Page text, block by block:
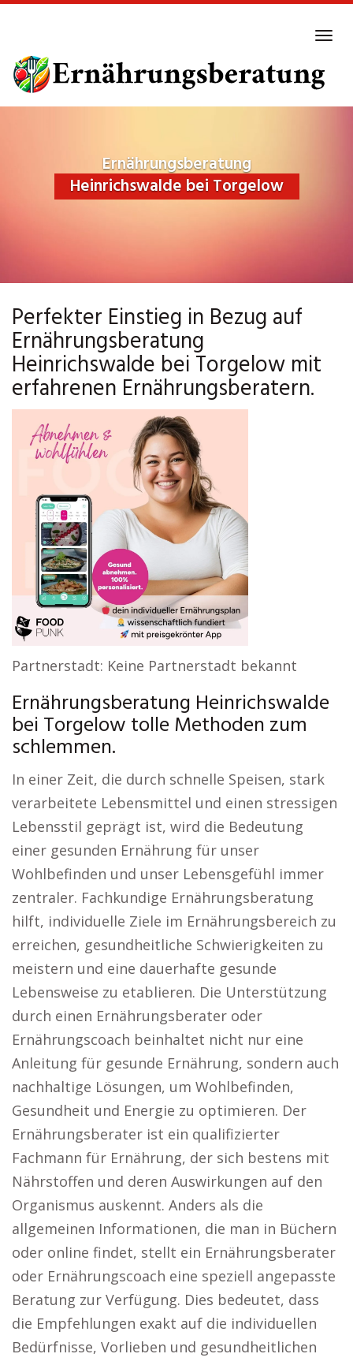
main
content
Ernährungsberatung
Heinrichswalde bei Torgelow
Perfekter Einstieg in Bezug auf
Ernährungsberatung
Heinrichswalde bei Torgelow mit
erfahrenen Ernährungsberatern.
Partnerstadt: Keine Partnerstadt bekannt
Ernährungsberatung Heinrichswalde
bei Torgelow tolle Methoden zum
schlemmen.
In einer Zeit, die durch schnelle Speisen, stark
verarbeitete Lebensmittel und einen stressigen
Lebensstil geprägt ist, wird die Bedeutung
einer gesunden Ernährung für unser
Wohlbefinden und unser Lebensgefühl immer
zentraler. Fachkundige Ernährungsberatung
hilft, individuelle Ziele im Ernährungsbereich zu
erreichen, gesundheitliche Schwierigkeiten zu
meistern und eine dauerhafte gesunde
Lebensweise zu etablieren. Die Unterstützung
durch einen Ernährungsberater oder
Ernährungscoach beinhaltet nicht nur eine
Anleitung für gesunde Ernährung, sondern auch
nachhaltige Lösungen, um Wohlbefinden,
Gesundheit und Energie zu optimieren. Der
Ernährungsberater ist ein qualifizierter
Fachmann für Ernährung, der sich bestens mit
Nährstoffen und deren Auswirkungen auf den
Organismus auskennt. Anders als die
allgemeinen Informationen, die man in Büchern
oder online findet, stellt ein Ernährungsberater
oder Ernährungscoach eine speziell angepasste
Beratung zur Verfügung. Dies bedeutet, dass
die Empfehlungen exakt auf die individuellen
Bedürfnisse, Vorlieben und gesundheitlichen